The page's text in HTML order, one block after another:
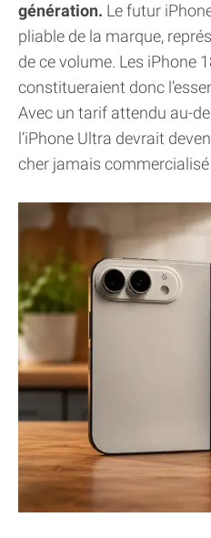
génération. Le futur
pliable de la marque,
de ce volume. Les iPhone
constitueraient donc
Avec un tarif attendu au-
l’iPhone Ultra devrait
cher jamais commercialisé